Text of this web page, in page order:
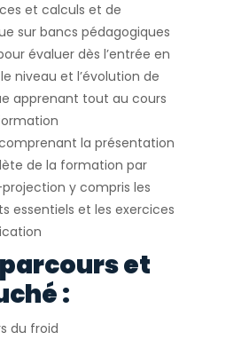
et calculs et de
sur bancs pédagogiques
évaluer dès l’entrée en
niveau et l’évolution de
apprenant tout au cours
la présentation
de la formation par
y compris les
essentiels et les exercices
et
:
du froid